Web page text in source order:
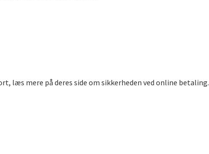
læs mere på deres side om sikkerheden ved online betaling.